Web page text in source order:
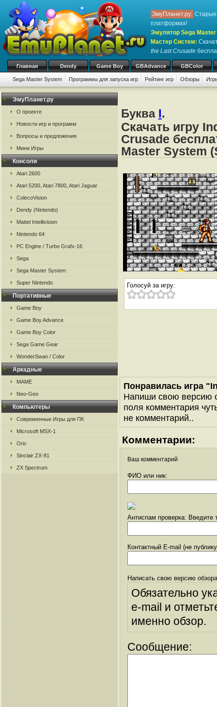
ЭмуПланет.ру: Старые
платформах!
Эмулятор Sega Master
Мастер Систем:
the Last Crusade
Главная Dendy Game Boy GBAdvance GBColor
Sega Master System Программы для запуска игр Рейтинг игр Обзоры
ЭмуПланет.ру
О проекте
Новости игр и программ
Вопросы и предложения
Мини Игры
Консоли
Atari 2600
Atari 5200, Atari 7800, Atari Jaguar
ColecoVision
Dendy (Nintendo)
Mattel Intellivision
Nintendo 64
PC Engine / Turbo Grafx-16
Sega
Sega Master System
Super Nintendo
Портативные
Game Boy
Game Boy Advance
Game Boy Color
Sega Game Gear
WonderSwan / Color
Аркадные
MAME
Neo-Geo
Компьютеры
Современные Игры для ПК
Microsoft MSX-1
Oric
Sinclair ZX-81
ZX Spectrum
Буква I.
Скачать игру
Crusade
Master System
Голосуй за игру:
Понравилась игра
Напиши свою версию
поля комментария
не комментарий..
Комментарии:
Ваш комментарий
ФИО или ник:
Антиспам проверка: Введите
Контактный E-mail (не
Написать свою версию
Обязательно
e-mail и
именно обзор.
Сообщение: